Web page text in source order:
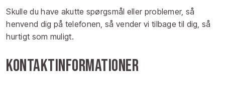
Skulle du have akutte spørgsmål eller problemer, så
henvend dig på telefonen, så vender vi tilbage til dig, så
hurtigt som muligt.​​
​Kontaktinformationer